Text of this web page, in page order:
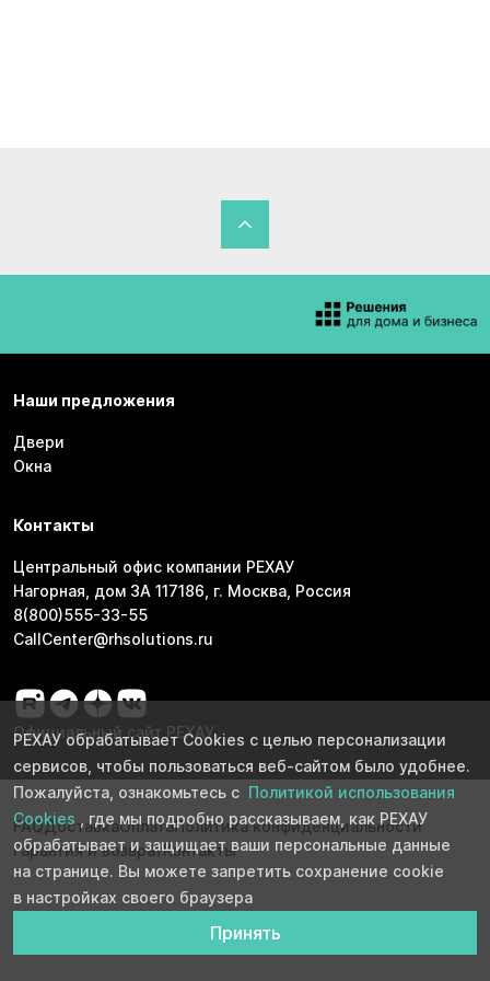
Наши предложения
Двери
Окна
Контакты
Центральный офис компании РЕХАУ
Нагорная, дом 3А 117186, г. Москва, Россия
8(800)555-33-55
CallCenter@rhsolutions.ru
Официальный сайт РЕХАУ
FAQДоставкаОплатаПолитика конфиденциальности
Гарантия и возвратКонтакты
РЕХАУ обрабатывает Cookies с целью персонализации
сервисов, чтобы пользоваться веб-сайтом было удобнее.
Пожалуйста, ознакомьтесь с Политикой использования
Cookies
, где мы подробно рассказываем, как РЕХАУ
обрабатывает и защищает ваши персональные данные
на странице. Вы можете запретить сохранение cookie
в настройках своего браузера
Принять